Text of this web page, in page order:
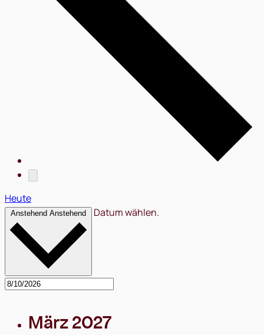
Heute
Anstehend Anstehend Datum wählen.
März 2027